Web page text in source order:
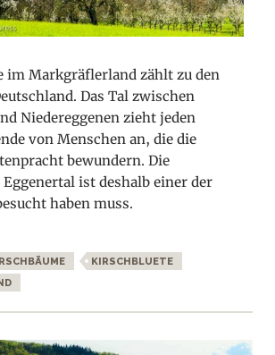
im Markgräflerland zählt zu den
Das Tal zwischen
Niedereggenen zieht jeden
von Menschen an, die die
bewundern. Die
ist deshalb einer der
haben muss.
KIRSCHBLUETE